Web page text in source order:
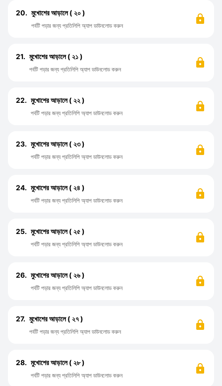
20. মুখোশের আড়ালে ( ২০ )
পর্বটি পড়ার জন্য প্রতিলিপি অ্যাপ ডাউনলোড করুন
21. মুখোশের আড়ালে ( ২১ )
পর্বটি পড়ার জন্য প্রতিলিপি অ্যাপ ডাউনলোড করুন
22. মুখোশের আড়ালে ( ২২ )
পর্বটি পড়ার জন্য প্রতিলিপি অ্যাপ ডাউনলোড করুন
23. মুখোশের আড়ালে ( ২৩ )
পর্বটি পড়ার জন্য প্রতিলিপি অ্যাপ ডাউনলোড করুন
24. মুখোশের আড়ালে ( ২৪ )
পর্বটি পড়ার জন্য প্রতিলিপি অ্যাপ ডাউনলোড করুন
25. মুখোশের আড়ালে ( ২৫ )
পর্বটি পড়ার জন্য প্রতিলিপি অ্যাপ ডাউনলোড করুন
26. মুখোশের আড়ালে ( ২৬ )
পর্বটি পড়ার জন্য প্রতিলিপি অ্যাপ ডাউনলোড করুন
27. মুখোশের আড়ালে ( ২৭ )
পর্বটি পড়ার জন্য প্রতিলিপি অ্যাপ ডাউনলোড করুন
28. মুখোশের আড়ালে ( ২৮ )
পর্বটি পড়ার জন্য প্রতিলিপি অ্যাপ ডাউনলোড করুন